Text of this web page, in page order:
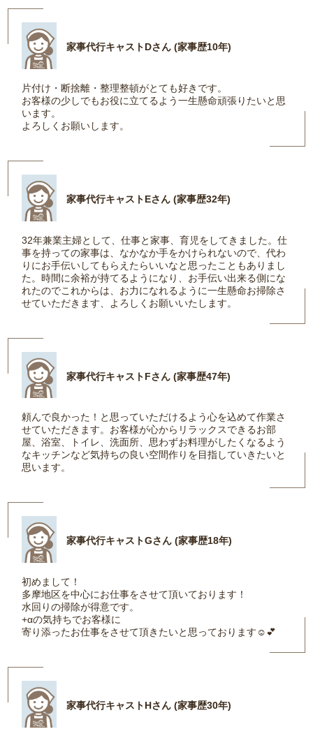
家事代行キャストDさん (家事歴10年)
片付け・断捨離・整理整頓がとても好きです。
お客様の少しでもお役に立てるよう一生懸命頑張りたいと思
います。
よろしくお願いします。
家事代行キャストEさん (家事歴32年)
32年兼業主婦として、仕事と家事、育児をしてきました。仕
事を持っての家事は、なかなか手をかけられないので、代わ
りにお手伝いしてもらえたらいいなと思ったこともありまし
た。時間に余裕が持てるようになり、お手伝い出来る側にな
れたのでこれからは、お力になれるように一生懸命お掃除さ
せていただきます、よろしくお願いいたします。
家事代行キャストFさん (家事歴47年)
頼んで良かった！と思っていただけるよう心を込めて作業さ
せていただきます。お客様が心からリラックスできるお部
屋、浴室、トイレ、洗面所、思わずお料理がしたくなるよう
なキッチンなど気持ちの良い空間作りを目指していきたいと
思います。
家事代行キャストGさん (家事歴18年)
初めまして！
多摩地区を中心にお仕事をさせて頂いております！
水回りの掃除が得意です。
+αの気持ちでお客様に
寄り添ったお仕事をさせて頂きたいと思っております☺️💕
家事代行キャストHさん (家事歴30年)